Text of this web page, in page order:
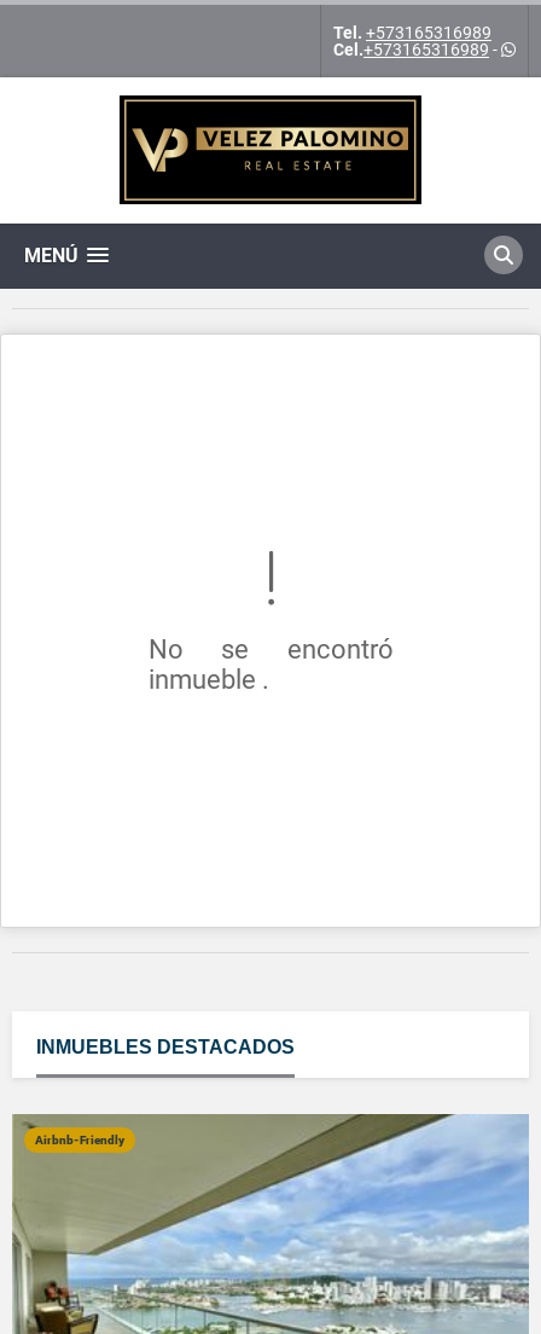
Tel. +573165316989
Cel.+573165316989 -
MENÚ
No se encontró
inmueble .
INMUEBLES DESTACADOS
Airbnb-Friendly
VER DETALLES